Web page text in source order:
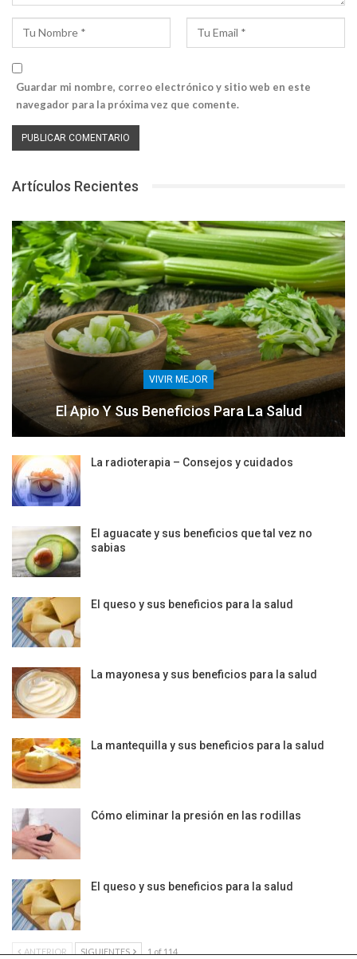
Guardar mi nombre, correo electrónico y sitio web en este
navegador para la próxima vez que comente.
Artículos Recientes
VIVIR MEJOR
El Apio Y Sus Beneficios Para La Salud
La radioterapia – Consejos y cuidados
El aguacate y sus beneficios que tal vez no
sabias
El queso y sus beneficios para la salud
La mayonesa y sus beneficios para la salud
La mantequilla y sus beneficios para la salud
Cómo eliminar la presión en las rodillas
El queso y sus beneficios para la salud
ANTERIOR SIGUIENTES 1 of 114